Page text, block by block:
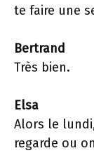
te faire une
Bertrand
Très bien.
Elsa
Alors le
regarde ou